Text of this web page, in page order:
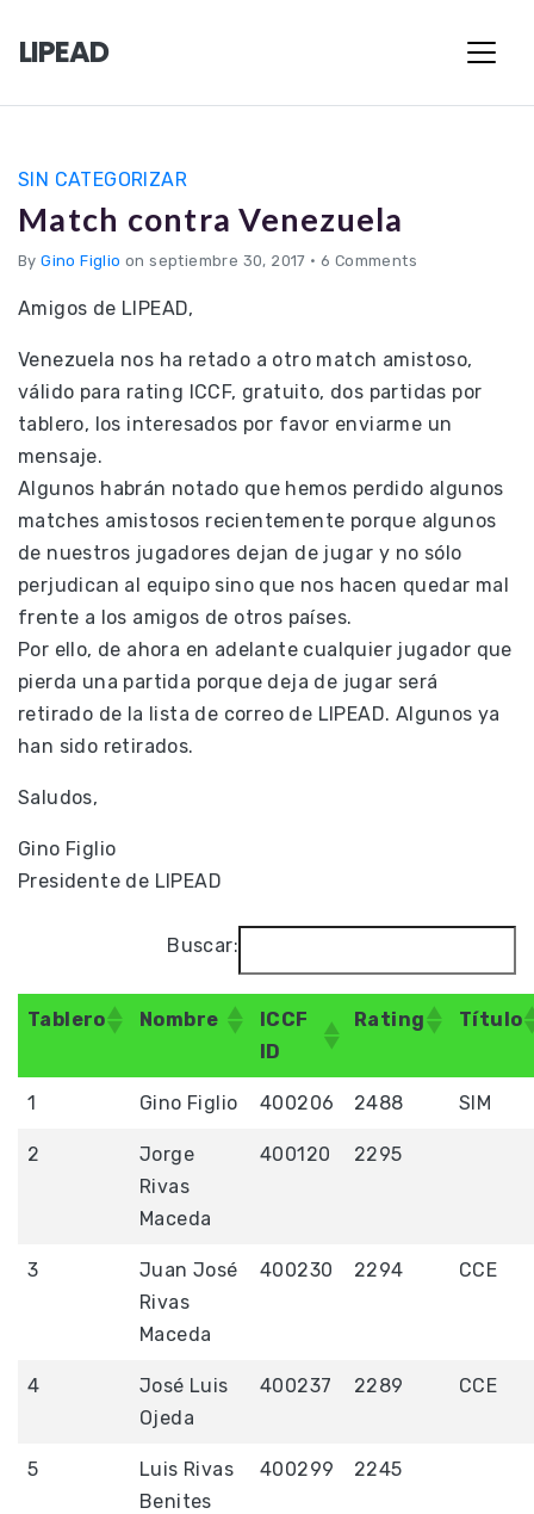
LIPEAD
SIN CATEGORIZAR
Match contra Venezuela
ByGino Figlio on septiembre 30, 2017 • 6 Comments
Amigos de LIPEAD,
Venezuela nos ha retado a otro match amistoso,
válido para rating ICCF, gratuito, dos partidas por
tablero, los interesados por favor enviarme un
mensaje.
Algunos habrán notado que hemos perdido algunos
matches amistosos recientemente porque algunos
de nuestros jugadores dejan de jugar y no sólo
perjudican al equipo sino que nos hacen quedar mal
frente a los amigos de otros países.
Por ello, de ahora en adelante cualquier jugador que
pierda una partida porque deja de jugar será
retirado de la lista de correo de LIPEAD. Algunos ya
han sido retirados.
Saludos,
Gino Figlio
Presidente de LIPEAD
Buscar:
Tablero Nombre
ICCF
ID
Rating Título
1 Gino Figlio 400206 2488 SIM
2
Jorge
Rivas
Maceda
400120 2295
3
Juan José
Rivas
Maceda
400230 2294 CCE
4
José Luis
Ojeda
400237 2289 CCE
5
Luis Rivas
Benites
400299 2245